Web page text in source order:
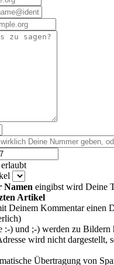
Namen eingibst wird Deine
Artikel
Deinem Kommentar einen
:-) und ;-) werden zu Bildern
wird nicht dargestellt,
Übertragung von